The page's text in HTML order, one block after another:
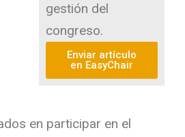
gestión del
congreso.
Enviar artículo
en EasyChair
en participar en el